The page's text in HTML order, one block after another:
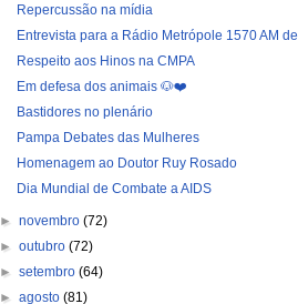
Repercussão na mídia
Entrevista para a Rádio Metrópole 1570 AM
Respeito aos Hinos na CMPA
Em defesa dos animais 🐶❤️
Bastidores no plenário
Pampa Debates das Mulheres
Homenagem ao Doutor Ruy Rosado
Dia Mundial de Combate a AIDS
►novembro(72)
►outubro(72)
►setembro(64)
►agosto(81)